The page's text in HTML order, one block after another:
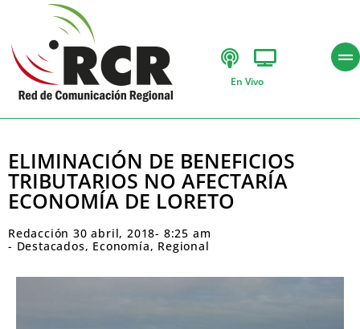
En Vivo
ELIMINACIÓN DE BENEFICIOS
TRIBUTARIOS NO AFECTARÍA
ECONOMÍA DE LORETO
Redacción 30 abril, 2018- 8:25 am
- Destacados, Economía, Regional